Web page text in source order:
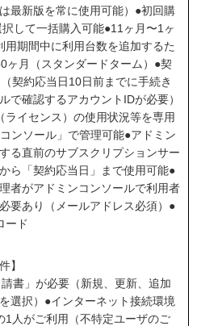
最新版を常に使用可能）●初回購
して一括購入可能●11ヶ月〜1ヶ
用期間中に利用台数を追加するた
ヶ月（スタンダードターム）●契
契約応当日10日前までに手続き
で確認するアカウントIDが必要）
イセンス）の使用状況等を専用
ンソール」で管理可能●アドミン
る直前のサブスクリプションサー
ら「契約応当日」まで使用可能●
者がアドミンコンソールで利用者
要あり（メールアドレス必須）●
ード
】
書」が必要（新規、更新、追加
選択）●インターネット接続環境
1人がご利用（不特定ユーザのご